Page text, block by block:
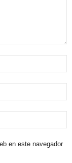
en este navegador